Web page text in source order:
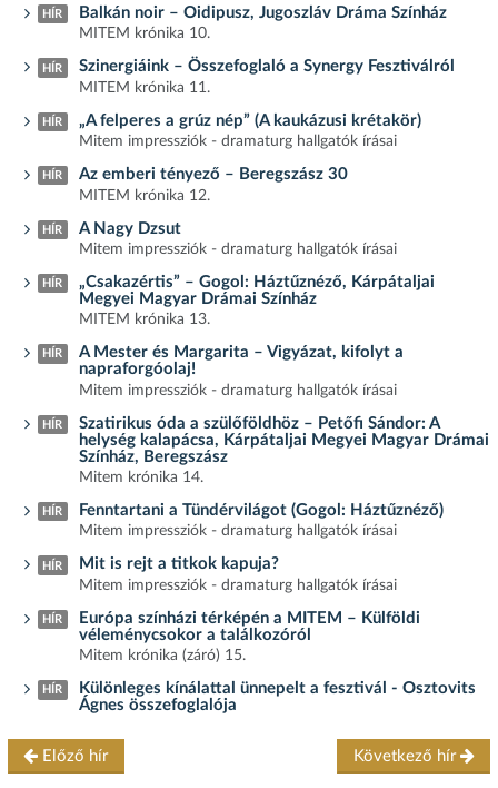
HÍR Balkán noir – Oidipusz, Jugoszláv Dráma Színház
MITEM krónika 10.
HÍR Szinergiáink – Összefoglaló a Synergy Fesztiválról
MITEM krónika 11.
HÍR „A felperes a grúz nép” (A kaukázusi krétakör)
Mitem impressziók - dramaturg hallgatók írásai
HÍR Az emberi tényező – Beregszász 30
MITEM krónika 12.
HÍR A Nagy Dzsut
Mitem impressziók - dramaturg hallgatók írásai
HÍR
„Csakazértis” – Gogol: Háztűznéző, Kárpátaljai
Megyei Magyar Drámai Színház
MITEM krónika 13.
HÍR
A Mester és Margarita – Vigyázat, kifolyt a
napraforgóolaj!
Mitem impressziók - dramaturg hallgatók írásai
HÍR
Szatirikus óda a szülőföldhöz – Petőfi Sándor: A
helység kalapácsa, Kárpátaljai Megyei Magyar Drámai
Színház, Beregszász
Mitem krónika 14.
HÍR Fenntartani a Tündérvilágot (Gogol: Háztűznéző)
Mitem impressziók - dramaturg hallgatók írásai
HÍR Mit is rejt a titkok kapuja?
Mitem impressziók - dramaturg hallgatók írásai
HÍR
Európa színházi térképén a MITEM – Külföldi
véleménycsokor a találkozóról
Mitem krónika (záró) 15.
HÍR
Különleges kínálattal ünnepelt a fesztivál - Osztovits
Ágnes összefoglalója
Előző hír Következő hír